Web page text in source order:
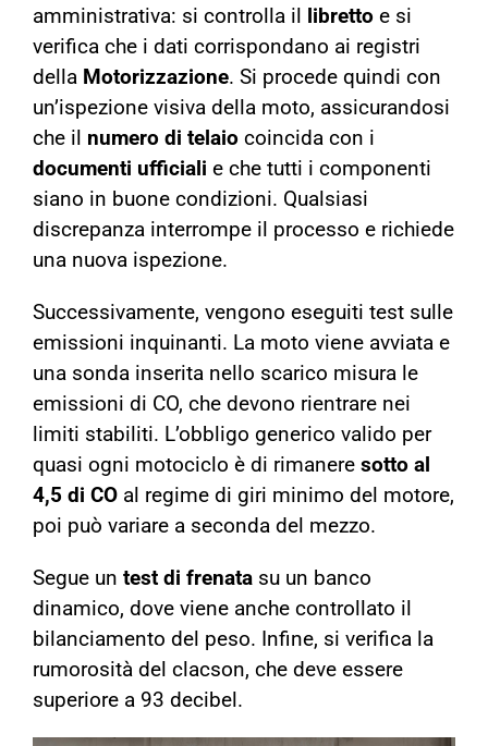
amministrativa: si controlla il
libretto e si
verifica che i dati corrispondano ai registri
della Motorizzazione. Si procede quindi con
un’ispezione visiva della moto, assicurandosi
che il numero di telaio coincida con i
documenti ufficiali e che tutti i componenti
siano in buone condizioni. Qualsiasi
discrepanza interrompe il processo e richiede
una nuova ispezione.
Successivamente, vengono eseguiti test sulle
emissioni inquinanti. La moto viene avviata e
una sonda inserita nello scarico misura le
emissioni di CO, che devono rientrare nei
limiti stabiliti. L’obbligo generico valido per
quasi ogni motociclo è di rimanere sotto al
4,5 di COal regime di giri minimo del motore,
poi può variare a seconda del mezzo.
Segue un test di frenatasu un banco
dinamico, dove viene anche controllato il
bilanciamento del peso. Infine, si verifica la
rumorosità del clacson, che deve essere
superiore a 93 decibel.